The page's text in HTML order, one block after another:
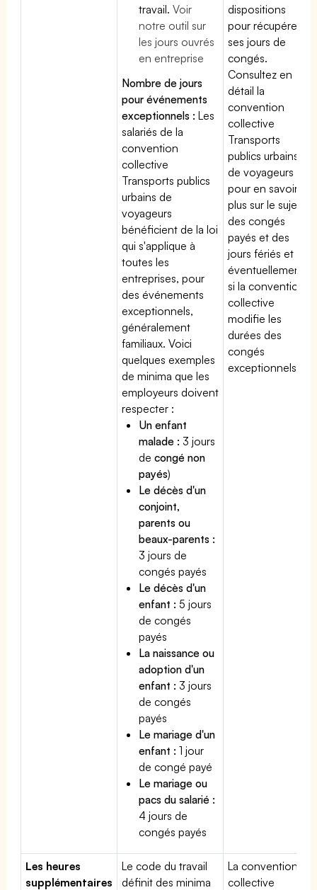
travail.Voir
notre outil sur
les jours ouvrés
en entreprise
Nombre de jours
pour événements
exceptionnels : Les
salariés de la
convention
collective
Transports publics
urbains de
voyageurs
bénéficient de la loi
qui s'applique à
toutes les
entreprises, pour
des événements
exceptionnels,
généralement
familiaux. Voici
quelques exemples
de minima que les
employeurs doivent
respecter :
Un enfant
malade : 3 jours
decongé non
payés)
Le décès d'un
conjoint,
parents ou
beaux-parents :
3 jours de
congés payés
Le décès d'un
enfant : 5 jours
de congés
payés
La naissance ou
adoption d'un
enfant : 3 jours
de congés
payés
Le mariage d'un
enfant : 1 jour
de congé payé
Le mariage ou
pacs du salarié :
4 jours de
congés payés
dispositions
pour récupérer
ses jours de
congés.
Consultez en
détail la
convention
collective
Transports
publics urbains
de voyageurs
pour en savoir
plus sur le sujet
des congés
payés et des
jours fériés et
éventuellement
si la convention
collective
modifie les
durées des
congés
exceptionnels.
Les heures
supplémentaires
Le code du travail
définit des minima
La convention
collective